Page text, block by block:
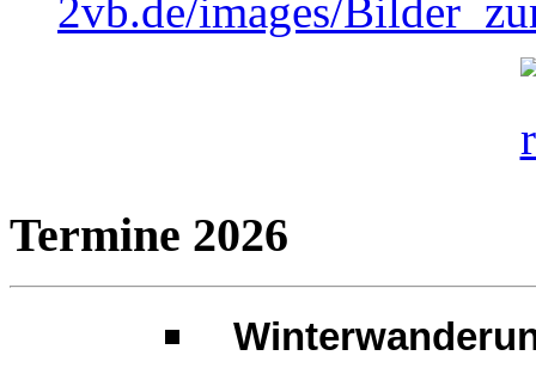
2vb.de/images/
Termine 2026